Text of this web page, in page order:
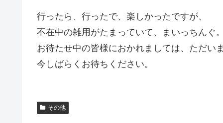
行ったら、行ったで、楽しかったですが、
不在中の雑用がたまっていて、まいっちんぐ。
お待たせ中の皆様におかれましては、ただい
今しばらくお待ちください。
その他